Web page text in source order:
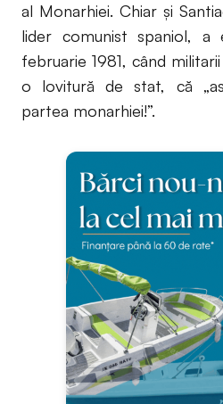
al Monarhiei. Chiar și
lider comunist spaniol, a
februarie 1981, când
o lovitură de stat, că
partea monarhiei!”.